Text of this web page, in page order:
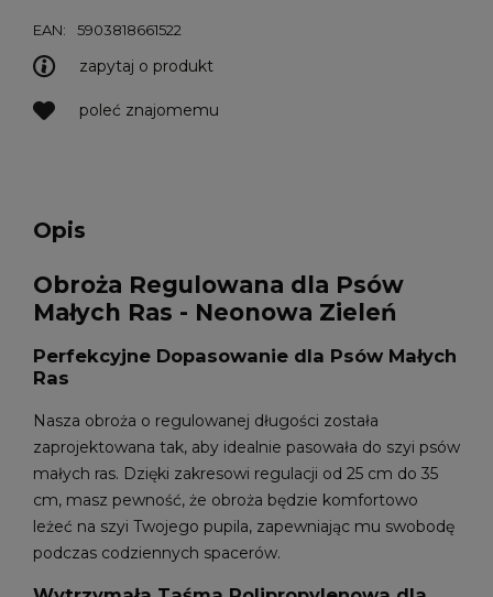
EAN: 5903818661522
zapytaj o produkt
poleć znajomemu
Opis
Obroża Regulowana dla Psów
Małych Ras - Neonowa Zieleń
Perfekcyjne Dopasowanie dla Psów Małych
Ras
Nasza obroża o regulowanej długości została
zaprojektowana tak, aby idealnie pasowała do szyi psów
małych ras. Dzięki zakresowi regulacji od 25 cm do 35
cm, masz pewność, że obroża będzie komfortowo
leżeć na szyi Twojego pupila, zapewniając mu swobodę
podczas codziennych spacerów.